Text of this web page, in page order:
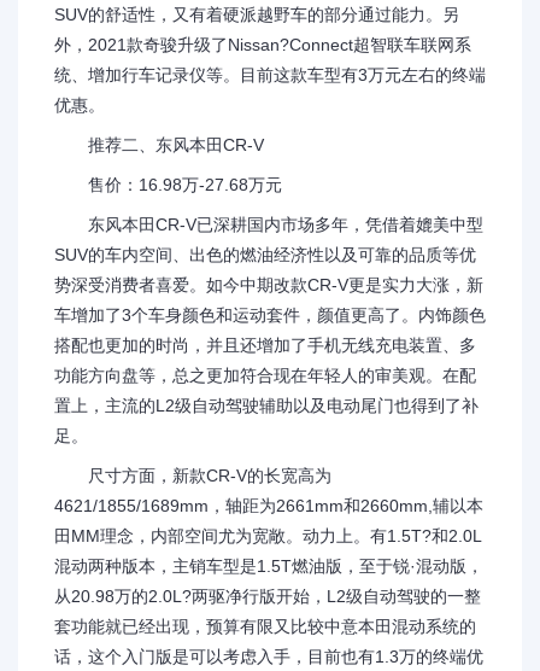
SUV的舒适性，又有着硬派越野车的部分通过能力。另
外，2021款奇骏升级了Nissan?Connect超智联车联网系
统、增加行车记录仪等。目前这款车型有3万元左右的终端
优惠。
推荐二、东风本田CR-V
售价：16.98万-27.68万元
东风本田CR-V已深耕国内市场多年，凭借着媲美中型
SUV的车内空间、出色的燃油经济性以及可靠的品质等优
势深受消费者喜爱。如今中期改款CR-V更是实力大涨，新
车增加了3个车身颜色和运动套件，颜值更高了。内饰颜色
搭配也更加的时尚，并且还增加了手机无线充电装置、多
功能方向盘等，总之更加符合现在年轻人的审美观。在配
置上，主流的L2级自动驾驶辅助以及电动尾门也得到了补
足。
尺寸方面，新款CR-V的长宽高为
4621/1855/1689mm，轴距为2661mm和2660mm,辅以本
田MM理念，内部空间尤为宽敞。动力上。有1.5T?和2.0L
混动两种版本，主销车型是1.5T燃油版，至于锐·混动版，
从20.98万的2.0L?两驱净行版开始，L2级自动驾驶的一整
套功能就已经出现，预算有限又比较中意本田混动系统的
话，这个入门版是可以考虑入手，目前也有1.3万的终端优